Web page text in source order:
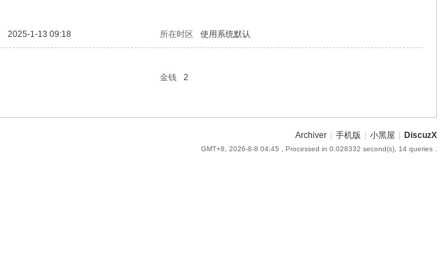
2025-1-13 09:18 所在时区 使用系统默认
金钱
2
Archiver 手机版 小黑屋 DiscuzX
GMT+8, 2026-8-8 04:45 , Processed in 0.028332 second(s), 14 queries .